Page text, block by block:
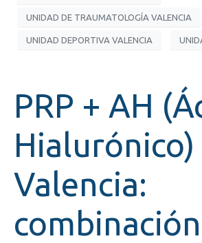
UNIDAD DE TRAUMATOLOGÍA VALENCIA
UNIDAD DEPORTIVA VALENCIA
PRP + AH
Hialurónico)
Valencia:
combinación